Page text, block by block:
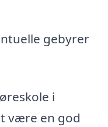
gebyrer
i
være en god